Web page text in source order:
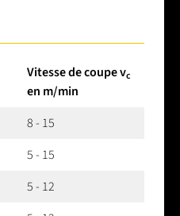
Vitesse de coupe vc
en m/min
8 - 15
5 - 15
5 - 12